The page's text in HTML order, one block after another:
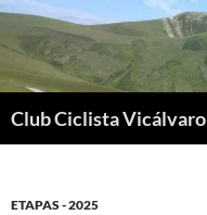
Saltar
contenido
Club Ciclista Vicálvaro
ETAPAS - 2025